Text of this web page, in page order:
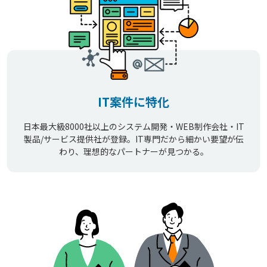
IT案件に特化
日本最大級8000社以上のシステム開発・WEB制作会社・IT
製品/サービス提供社が登録。IT専門だから細かい要望が伝
わり、理想的なパートナーが見つかる。